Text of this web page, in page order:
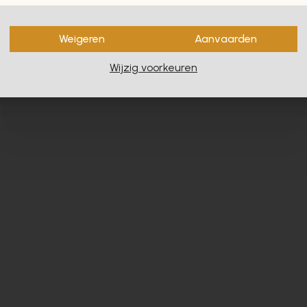
zullen u zeker en vast
Weigeren Aanvaarden
Wijzig voorkeuren